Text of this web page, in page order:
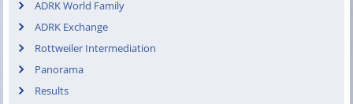
ADRK World Family
ADRK Exchange
Rottweiler Intermediation
Panorama
Results